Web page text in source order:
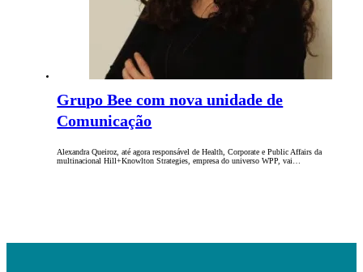
Grupo Bee com nova unidade de
Comunicação
Alexandra Queiroz, até agora responsável de Health, Corporate e Public Affairs da
multinacional Hill+Knowlton Strategies, empresa do universo WPP, vai…